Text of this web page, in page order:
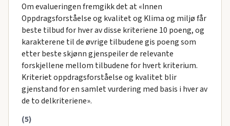
Om evalueringen fremgikk det at «Innen
Oppdragsforståelse og kvalitet og Klima og miljø får
beste tilbud for hver av disse kriteriene 10 poeng, og
karakterene til de øvrige tilbudene gis poeng som
etter beste skjønn gjenspeiler de relevante
forskjellene mellom tilbudene for hvert kriterium.
Kriteriet oppdragsforståelse og kvalitet blir
gjenstand for en samlet vurdering med basis i hver av
de to delkriteriene».
(5)